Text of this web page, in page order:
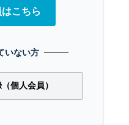
こちら
いない方
個人会員）